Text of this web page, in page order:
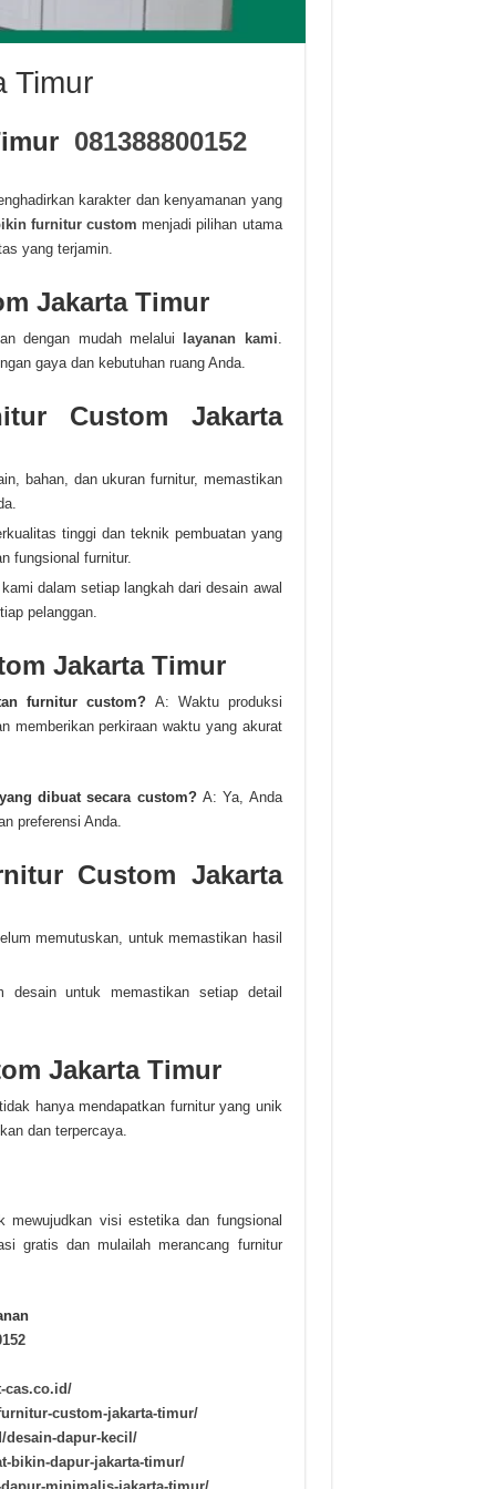
Timur
081388800152
karakter dan kenyamanan yang
furnitur custom menjadi pilihan utama
yang terjamin.
Jakarta Timur
dengan mudah melalui layanan kami.
gaya dan kebutuhan ruang Anda.
Custom Jakarta
bahan, dan ukuran furnitur, memastikan
tinggi dan teknik pembuatan yang
fungsional furnitur.
dalam setiap langkah dari desain awal
pelanggan.
Jakarta Timur
furnitur custom? A: Waktu produksi
memberikan perkiraan waktu yang akurat
dibuat secara custom?A: Ya, Anda
preferensi Anda.
Custom Jakarta
memutuskan, untuk memastikan hasil
untuk memastikan setiap detail
Jakarta Timur
hanya mendapatkan furnitur yang unik
dan terpercaya.
mewujudkan visi estetika dan fungsional
gratis dan mulailah merancang furnitur
cas.co.id/
custom-jakarta-timur/
dapur-kecil/
bikin-dapur-jakarta-timur/